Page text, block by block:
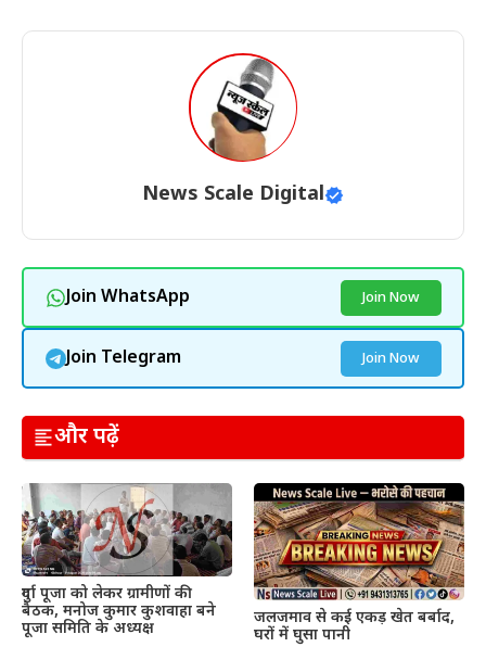
News Scale Digital
Join WhatsApp Join Now
Join Telegram Join Now
और पढ़ें
दुर्गा पूजा को लेकर ग्रामीणों की
बैठक, मनोज कुमार कुशवाहा बने
पूजा समिति के अध्यक्ष
जलजमाव से कई एकड़ खेत बर्बाद,
घरों में घुसा पानी